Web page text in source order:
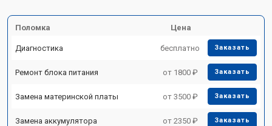
Поломка Цена
Диагностика бесплатно Заказать
Ремонт блока питания от 1800 ₽ Заказать
Замена материнской платы от 3500 ₽ Заказать
Замена аккумулятора от 2350 ₽ Заказать